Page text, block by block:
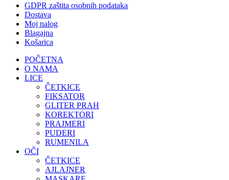
GDPR zaštita osobnih podataka
Dostava
Moj nalog
Blagajna
Košarica
POČETNA
O NAMA
LICE
ČETKICE
FIKSATOR
GLITER PRAH
KOREKTORI
PRAJMERI
PUDERI
RUMENILA
OČI
ČETKICE
AJLAJNER